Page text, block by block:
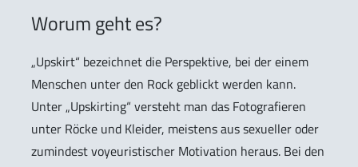
Worum geht es?
„Upskirt“ bezeichnet die Perspektive, bei der einem
Menschen unter den Rock geblickt werden kann.
Unter „Upskirting“ versteht man das Fotografieren
unter Röcke und Kleider, meistens aus sexueller oder
zumindest voyeuristischer Motivation heraus. Bei den